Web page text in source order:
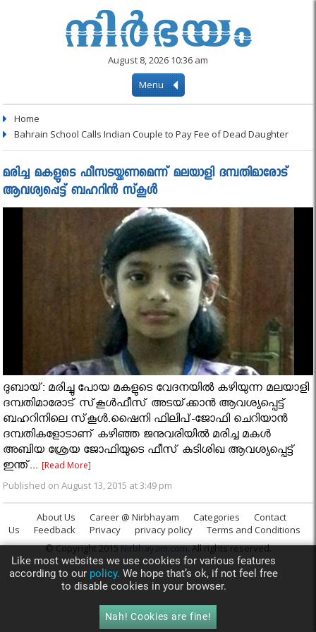
August 8, 2026 10:36 am
Menu
Home
Bahrain School Calls Indian Couple to Pay Fee of Dead Daughter
മരിച്ച മകളുടെ ഫീസടയ്ക്കണമെന്ന് മലയാളി ദമ്പതിമാരോട്
ആവശ്യപ്പെട്ട് ബഹറിന്‍ സ്‌കൂള്‍
ദുബായ്‌: മരിച്ചു പോയ മകളുടെ വേദനയിൽ കഴിയുന്ന മലയാളി
ദമ്പതിമാരോട് സ്‌കൂള്‍ഫീസ്‌ അടയ്‌ക്കാന്‍ ആവശ്യപ്പെട്ട്‌
ബഹറിനിലെ സ്‌കൂള്‍.ഷൈനി ഫിലിപ്-ജോഫി ചെറിയാന്‍
ദമ്പതികളോടാണ് കഴിഞ്ഞ ജനുവരിയില്‍ മരിച്ച മകള്‍
അബിയ ശ്രേയ ജോഫിയുടെ ഫീസ് കുടിശിഖ ആവശ്യപ്പെട്ട്
ഇന്ത്...[Read More]
Published on August 13, 2015 at 3:49 pm
About Us Career @ Nirbhayam Categories
Contact
Us
Feedback Privacy privacy policy
Terms and Conditions
© Copyright 2015Nirbhayam.com. All rights reserved.
Like most websites we use cookies for various features
according to our policy. We hope that’s ok, if not feel free
to disable cookies in your browser.
Nah! Cookies are fine!